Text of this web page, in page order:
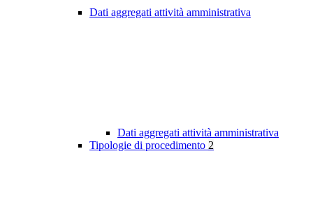
Dati aggregati attività amministrativa
Dati aggregati attività amministrativa
Tipologie di procedimento 2